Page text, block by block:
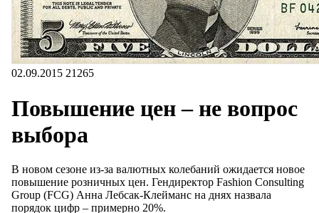
02.09.2015 21265
Повышение цен – не вопрос
выбора
В новом сезоне из-за валютных колебаний ожидается новое
повышение розничных цен. Гендиректор Fashion Consulting
Group (FCG) Анна Лебсак-Клейманс на днях назвала
порядок цифр – примерно 20%.